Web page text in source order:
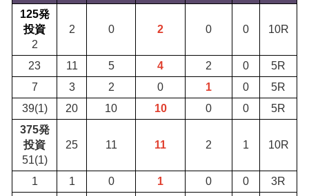
125発
投資
2
2 0 2 0 0 10R
23 11 5 4 2 0
5R
7
3 2 0 1 0
5R
39(1)
20 10 10 0 0
5R
375発
投資
51(1)
25 11 11 2 1 10R
1 1 0 1 0 0
3R